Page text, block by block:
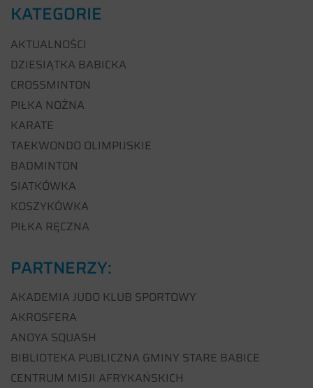
KATEGORIE
AKTUALNOŚCI
DZIESIĄTKA BABICKA
CROSSMINTON
PIŁKA NOŻNA
KARATE
TAEKWONDO OLIMPIJSKIE
BADMINTON
SIATKÓWKA
KOSZYKÓWKA
PIŁKA RĘCZNA
PARTNERZY:
AKADEMIA JUDO KLUB SPORTOWY
AKROSFERA
ANOYA SQUASH
BIBLIOTEKA PUBLICZNA GMINY STARE BABICE
CENTRUM MISJI AFRYKAŃSKICH